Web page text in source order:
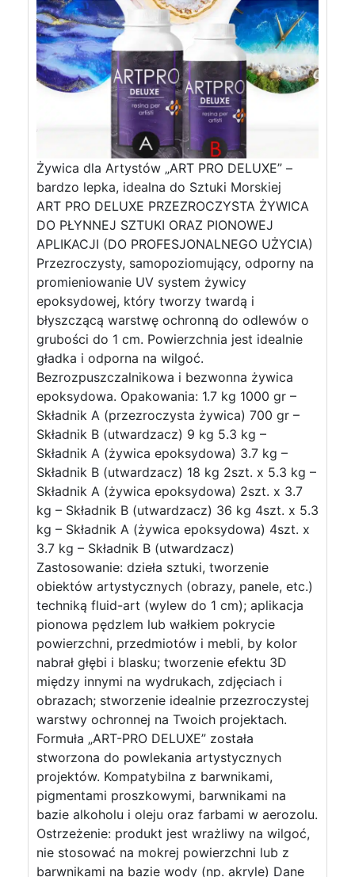
Żywica dla Artystów „ART PRO DELUXE” –
bardzo lepka, idealna do Sztuki Morskiej
ART PRO DELUXE PRZEZROCZYSTA ŻYWICA
DO PŁYNNEJ SZTUKI ORAZ PIONOWEJ
APLIKACJI (DO PROFESJONALNEGO UŻYCIA)
Przezroczysty, samopoziomujący, odporny na
promieniowanie UV system żywicy
epoksydowej, który tworzy twardą i
błyszczącą warstwę ochronną do odlewów o
grubości do 1 cm. Powierzchnia jest idealnie
gładka i odporna na wilgoć.
Bezrozpuszczalnikowa i bezwonna żywica
epoksydowa. Opakowania: 1.7 kg 1000 gr –
Składnik A (przezroczysta żywica) 700 gr –
Składnik B (utwardzacz) 9 kg 5.3 kg –
Składnik A (żywica epoksydowa) 3.7 kg –
Składnik B (utwardzacz) 18 kg 2szt. x 5.3 kg –
Składnik A (żywica epoksydowa) 2szt. x 3.7
kg – Składnik B (utwardzacz) 36 kg 4szt. x 5.3
kg – Składnik A (żywica epoksydowa) 4szt. x
3.7 kg – Składnik B (utwardzacz)
Zastosowanie: dzieła sztuki, tworzenie
obiektów artystycznych (obrazy, panele, etc.)
techniką fluid-art (wylew do 1 cm); aplikacja
pionowa pędzlem lub wałkiem pokrycie
powierzchni, przedmiotów i mebli, by kolor
nabrał głębi i blasku; tworzenie efektu 3D
między innymi na wydrukach, zdjęciach i
obrazach; stworzenie idealnie przezroczystej
warstwy ochronnej na Twoich projektach.
Formuła „ART-PRO DELUXE” została
stworzona do powlekania artystycznych
projektów. Kompatybilna z barwnikami,
pigmentami proszkowymi, barwnikami na
bazie alkoholu i oleju oraz farbami w aerozolu.
Ostrzeżenie: produkt jest wrażliwy na wilgoć,
nie stosować na mokrej powierzchni lub z
barwnikami na bazie wody (np. akryle) Dane